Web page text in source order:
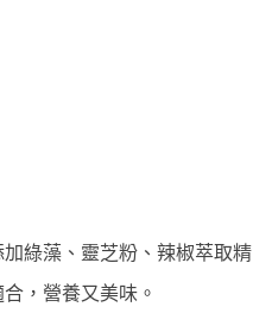
綠藻、靈芝粉、辣椒萃取精
，營養又美味。